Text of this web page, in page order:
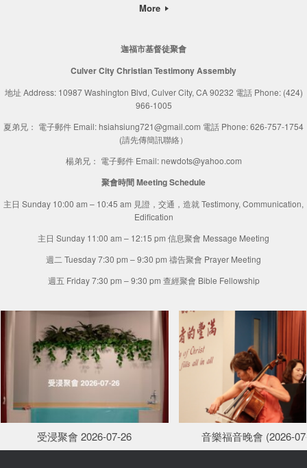
More
迦福市基督徒聚會
Culver City Christian Testimony Assembly
地址 Address: 10987 Washington Blvd, Culver City, CA 90232 電話 Phone: (424)
966-1005
夏弟兄： 電子郵件 Email: hsiahsiung721@gmail.com 電話 Phone: 626-757-1754
(請先傳簡訊聯絡）
楊弟兄： 電子郵件 Email: newdots@yahoo.com
聚會時間 Meeting Schedule
主日 Sunday 10:00 am – 10:45 am 見證，交通，造就 Testimony, Communication,
Edification
主日 Sunday 11:00 am – 12:15 pm 信息聚會 Message Meeting
週二 Tuesday 7:30 pm – 9:30 pm 禱告聚會 Prayer Meeting
週五 Friday 7:30 pm – 9:30 pm 查經聚會 Bible Fellowship
受浸聚會 2026-07-26 音樂福音晚會 (2026-